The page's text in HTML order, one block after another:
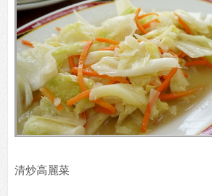
清炒高麗菜